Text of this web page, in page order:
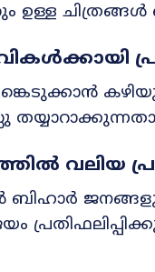
ഉള്ള
വലിയ